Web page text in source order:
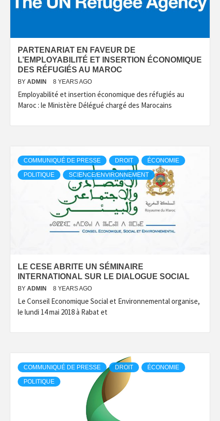
PARTENARIAT EN FAVEUR DE
L’EMPLOYABILITÉ ET INSERTION ÉCONOMIQUE
DES RÉFUGIÉS AU MAROC
BY ADMIN 8 YEARS AGO
Employabilité et insertion économique des réfugiés au
Maroc : le Ministère Délégué chargé des Marocains
COMMUNIQUÉ DE PRESSE DROIT ÉCONOMIE
POLITIQUE SCIENCE/ENVIRONNEMENT
LE CESE ABRITE UN SÉMINAIRE
INTERNATIONAL SUR LE DIALOGUE SOCIAL
BY ADMIN 8 YEARS AGO
Le Conseil Economique Social et Environnemental organise,
le lundi 14 mai 2018 à Rabat et
COMMUNIQUÉ DE PRESSE DROIT ÉCONOMIE
POLITIQUE